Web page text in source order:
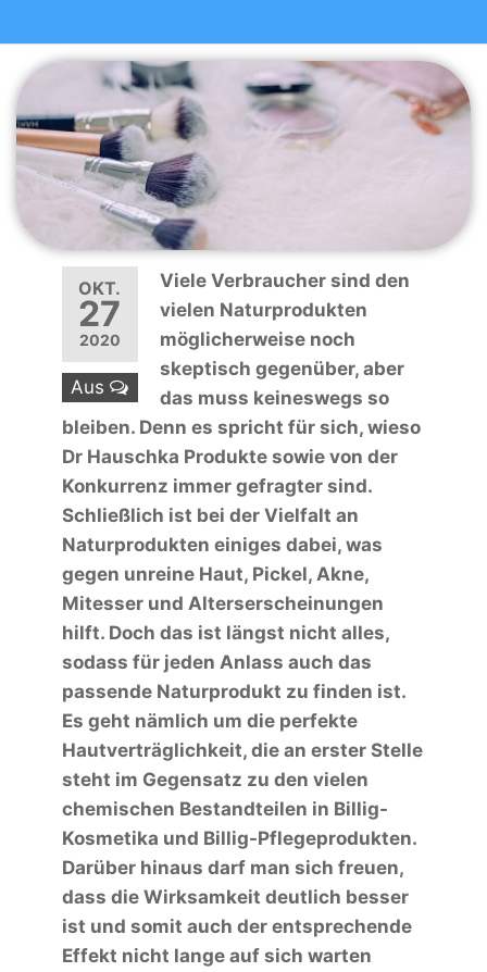
OKT.
27
2020
Aus
Viele Verbraucher sind den
vielen Naturprodukten
möglicherweise noch
skeptisch gegenüber, aber
das muss keineswegs so
bleiben. Denn es spricht für sich, wieso
Dr Hauschka Produkte sowie von der
Konkurrenz immer gefragter sind.
Schließlich ist bei der Vielfalt an
Naturprodukten einiges dabei, was
gegen unreine Haut, Pickel, Akne,
Mitesser und Alterserscheinungen
hilft. Doch das ist längst nicht alles,
sodass für jeden Anlass auch das
passende Naturprodukt zu finden ist.
Es geht nämlich um die perfekte
Hautverträglichkeit, die an erster Stelle
steht im Gegensatz zu den vielen
chemischen Bestandteilen in Billig-
Kosmetika und Billig-Pflegeprodukten.
Darüber hinaus darf man sich freuen,
dass die Wirksamkeit deutlich besser
ist und somit auch der entsprechende
Effekt nicht lange auf sich warten